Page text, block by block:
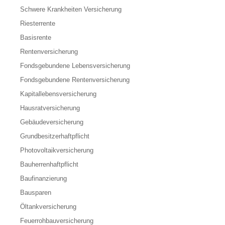
Schwere Krankheiten Versicherung
Riesterrente
Basisrente
Rentenversicherung
Fondsgebundene Lebensversicherung
Fondsgebundene Rentenversicherung
Kapitallebensversicherung
Hausratversicherung
Gebäudeversicherung
Grundbesitzerhaftpflicht
Photovoltaikversicherung
Bauherrenhaftpflicht
Baufinanzierung
Bausparen
Öltankversicherung
Feuerrohbauversicherung